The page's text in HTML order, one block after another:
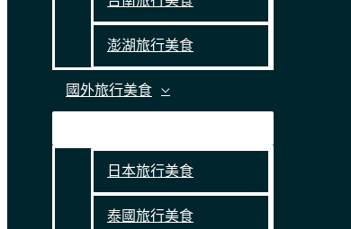
澎湖旅行美食
國外旅行美食
日本旅行美食
泰國旅行美食